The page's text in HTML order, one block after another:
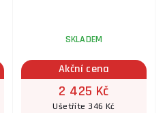
SKLADEM
Akční cena
2 425 Kč
Ušetříte 346 Kč